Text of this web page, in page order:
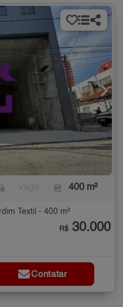
400 m²
Textil - 400 m²
R$ 30.000
Contatar